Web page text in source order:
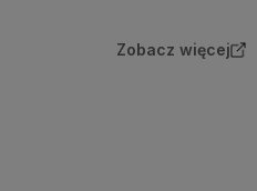
Zobacz więcej